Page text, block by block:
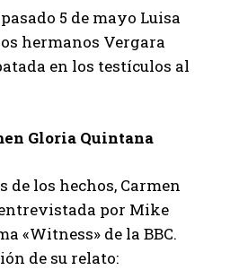
5 de mayo Luisa
hermanos Vergara
en los testículos al
Gloria Quintana
los hechos, Carmen
por Mike
«Witness» de la BBC.
de su relato: